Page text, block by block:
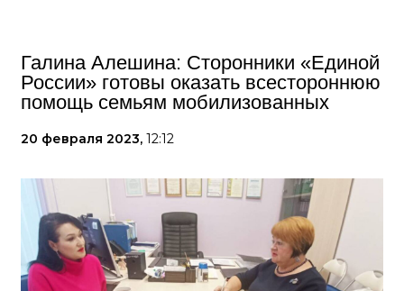
Галина Алешина: Сторонники «Единой
России» готовы оказать всестороннюю
помощь семьям мобилизованных
20 февраля 2023, 12:12